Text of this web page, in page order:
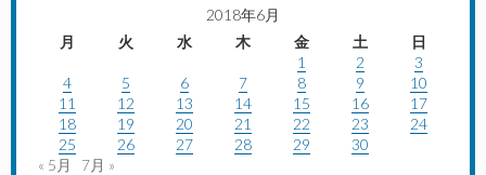
2018年6月
月
火 水 木 金 土
日
1
2
3
4
5 6 7 8 9
10
11
12 13 14 15 16
17
18
19 20 21 22 23
24
25
26 27 28 29
30
« 5月
7月 »